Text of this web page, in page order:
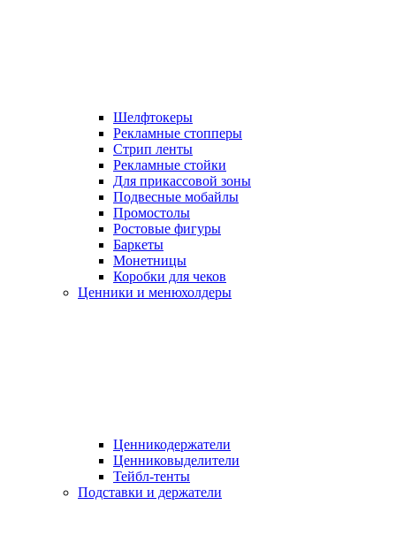
Шелфтокеры
Рекламные стопперы
Стрип ленты
Рекламные стойки
Для прикассовой зоны
Подвесные мобайлы
Промостолы
Ростовые фигуры
Баркеты
Монетницы
Коробки для чеков
Ценники и менюхолдеры
Ценникодержатели
Ценниковыделители
Тейбл-тенты
Подставки и держатели